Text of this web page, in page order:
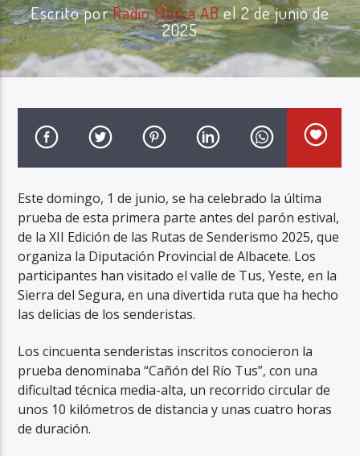
Radio Marca AB
Escrito porRadio Marca ABel 2 de junio de
2025
Este domingo, 1 de junio, se ha celebrado la última
prueba de esta primera parte antes del parón estival,
de la XII Edición de las Rutas de Senderismo 2025, que
organiza la Diputación Provincial de Albacete. Los
participantes han visitado el valle de Tus, Yeste, en la
Sierra del Segura, en una divertida ruta que ha hecho
las delicias de los senderistas.
Los cincuenta senderistas inscritos conocieron la
prueba denominaba “Cañón del Río Tus”, con una
dificultad técnica media-alta, un recorrido circular de
unos 10 kilómetros de distancia y unas cuatro horas
de duración.